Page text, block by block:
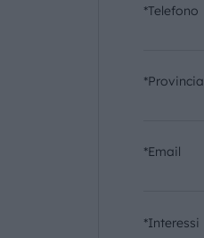
*Telefono
*Provincia
*Email
*Interessi